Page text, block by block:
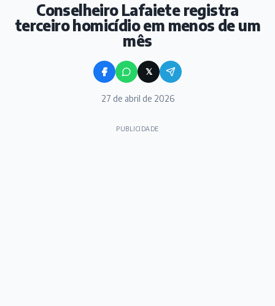
Conselheiro Lafaiete registra
terceiro homicídio em menos de um
mês
𝕏
27 de abril de 2026
PUBLICIDADE